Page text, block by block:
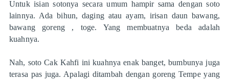
Untuk isian sotonya secara umum hampir sama dengan soto
lainnya. Ada bihun, daging atau ayam, irisan daun bawang,
bawang goreng , toge. Yang membuatnya beda adalah
kuahnya.
Nah, soto Cak Kahfi ini kuahnya enak banget, bumbunya juga
terasa pas juga. Apalagi ditambah dengan goreng Tempe yang